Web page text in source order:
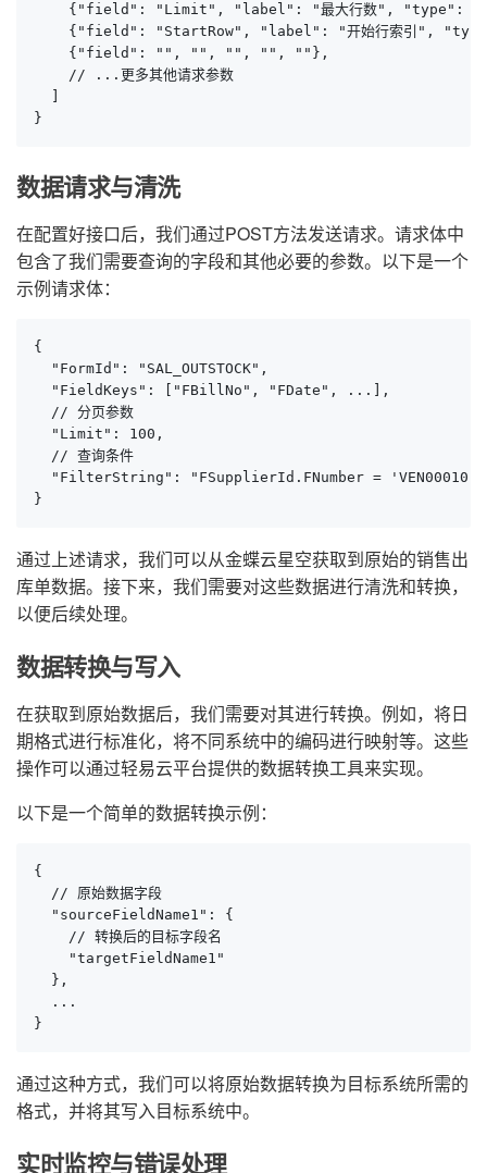
{"field": "Limit", "label": "最大行数", "type":
{"field": "StartRow", "label": "开始行索引",
    {"field": "", "", "", "", ""},
    // ...更多其他请求参数
}
数据请求与清洗
在配置好接口后，我们通过POST方法发送请求。请求体中
包含了我们需要查询的字段和其他必要的参数。以下是一个
示例请求体：
{
  "FormId": "SAL_OUTSTOCK",
  "FieldKeys": ["FBillNo", "FDate", ...],
  // 分页参数
  "Limit": 100,
  // 查询条件
"FilterString": "FSupplierId.FNumber = 'VEN00010'
}
通过上述请求，我们可以从金蝶云星空获取到原始的销售出
库单数据。接下来，我们需要对这些数据进行清洗和转换，
以便后续处理。
数据转换与写入
在获取到原始数据后，我们需要对其进行转换。例如，将日
期格式进行标准化，将不同系统中的编码进行映射等。这些
操作可以通过轻易云平台提供的数据转换工具来实现。
以下是一个简单的数据转换示例：
{
  // 原始数据字段
  "sourceFieldName1": {
    // 转换后的目标字段名
    "targetFieldName1"
  },
  ...
}
通过这种方式，我们可以将原始数据转换为目标系统所需的
格式，并将其写入目标系统中。
实时监控与错误处理